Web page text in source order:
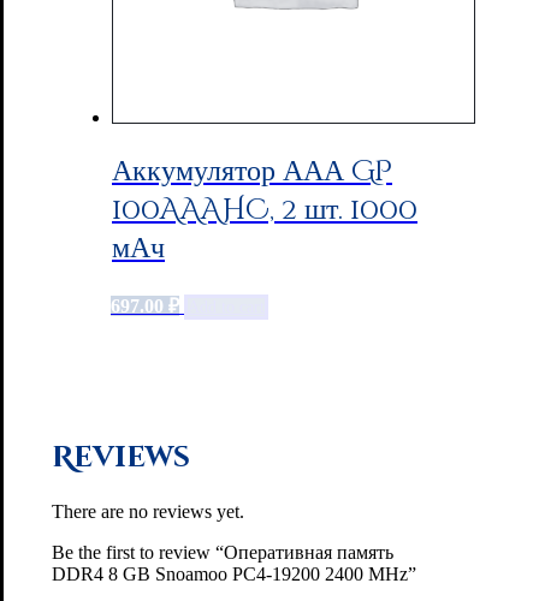
Аккумулятор ААА GP
100AAAHC, 2 шт. 1000
мАч
697.00 ₽
Reviews
There are no reviews yet.
Be the first to review “Оперативная память
DDR4 8 GB Snoamoo PC4-19200 2400 MHz”